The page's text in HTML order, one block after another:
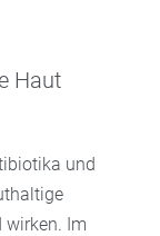
Haut
und
wirken. Im